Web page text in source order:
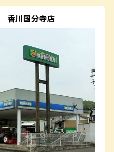
香川国分寺店